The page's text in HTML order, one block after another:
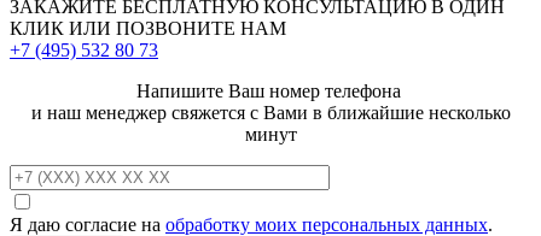
ЗАКАЖИТЕ БЕСПЛАТНУЮ КОНСУЛЬТАЦИЮ В ОДИН
КЛИК ИЛИ ПОЗВОНИТЕ НАМ
+7 (495) 532 80 73
Напишите Ваш номер телефона
и наш менеджер свяжется с Вами в ближайшие несколько
минут
Я даю согласие на обработку моих персональных данных.